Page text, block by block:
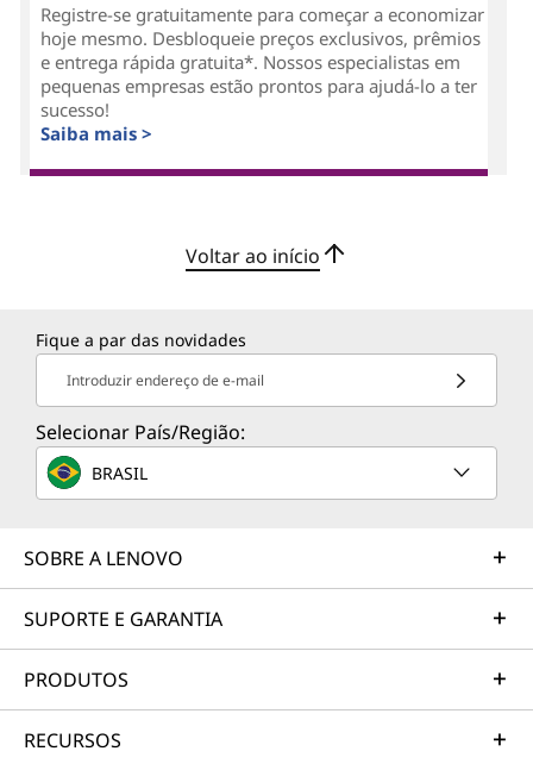
Registre-se gratuitamente para começar a economizar
hoje mesmo. Desbloqueie preços exclusivos, prêmios
e entrega rápida gratuita*. Nossos especialistas em
pequenas empresas estão prontos para ajudá-lo a ter
sucesso!
Saiba mais >
Voltar ao início
Fique a par das novidades
Introduzir endereço de e-mail
Selecionar País/Região:
BRASIL
SOBRE A LENOVO
SUPORTE E GARANTIA
PRODUTOS
RECURSOS